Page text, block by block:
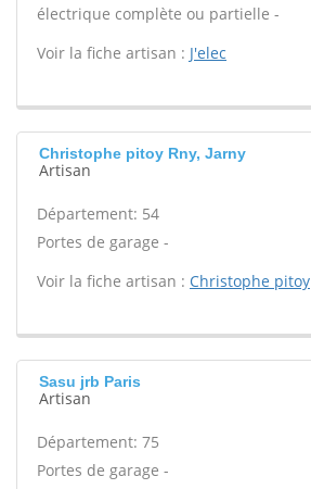
électrique complète ou partielle -
Voir la fiche artisan : J'elec
Christophe pitoy Rny, Jarny
Artisan
Département: 54
Portes de garage -
Voir la fiche artisan : Christophe pitoy
Sasu jrb Paris
Artisan
Département: 75
Portes de garage -